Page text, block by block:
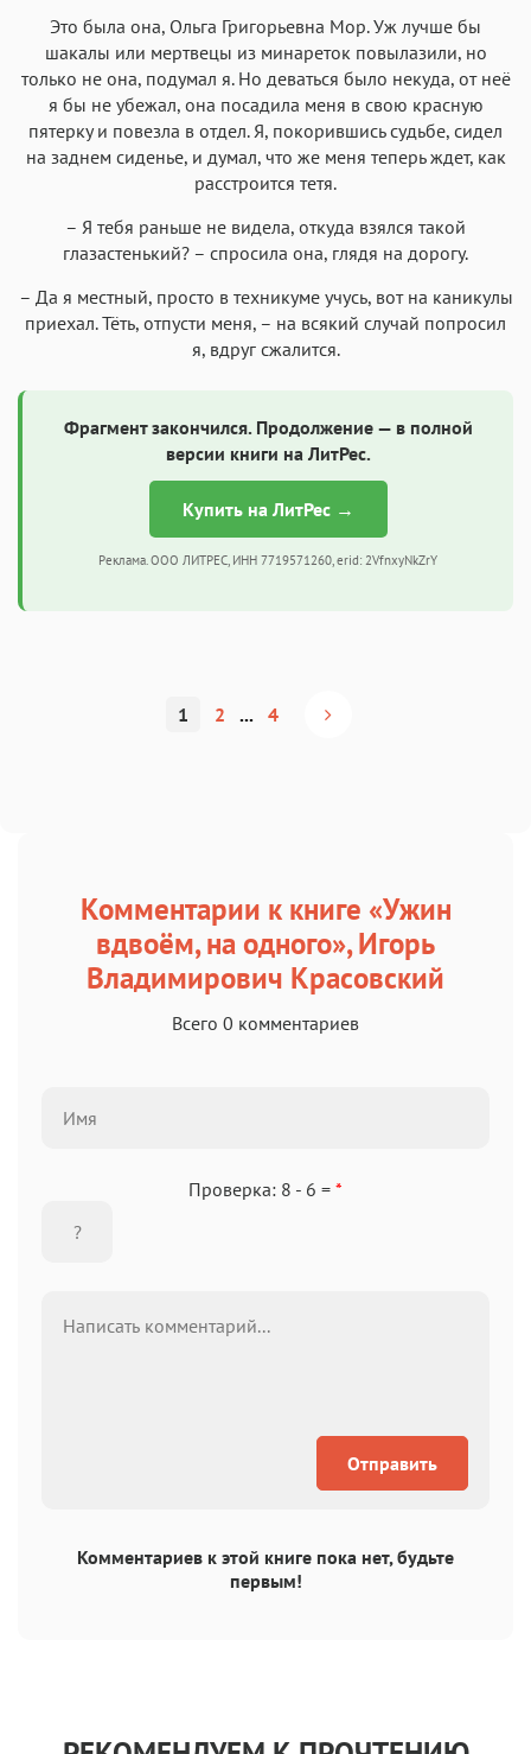
Это была она, Ольга Григорьевна Мор. Уж лучше бы
шакалы или мертвецы из минареток повылазили, но
только не она, подумал я. Но деваться было некуда, от неё
я бы не убежал, она посадила меня в свою красную
пятерку и повезла в отдел. Я, покорившись судьбе, сидел
на заднем сиденье, и думал, что же меня теперь ждет, как
расстроится тетя.
– Я тебя раньше не видела, откуда взялся такой
глазастенький? – спросила она, глядя на дорогу.
– Да я местный, просто в техникуме учусь, вот на каникулы
приехал. Тёть, отпусти меня, – на всякий случай попросил
я, вдруг сжалится.
Фрагмент закончился. Продолжение — в полной
версии книги на ЛитРес.
Купить на ЛитРес →
Реклама. ООО ЛИТРЕС, ИНН 7719571260, erid: 2VfnxyNkZrY
1 2 ... 4
Комментарии к книге «Ужин
вдвоём, на одного», Игорь
Владимирович Красовский
Всего 0 комментариев
Проверка: 8 - 6 = *
Отправить
Комментариев к этой книге пока нет, будьте
первым!